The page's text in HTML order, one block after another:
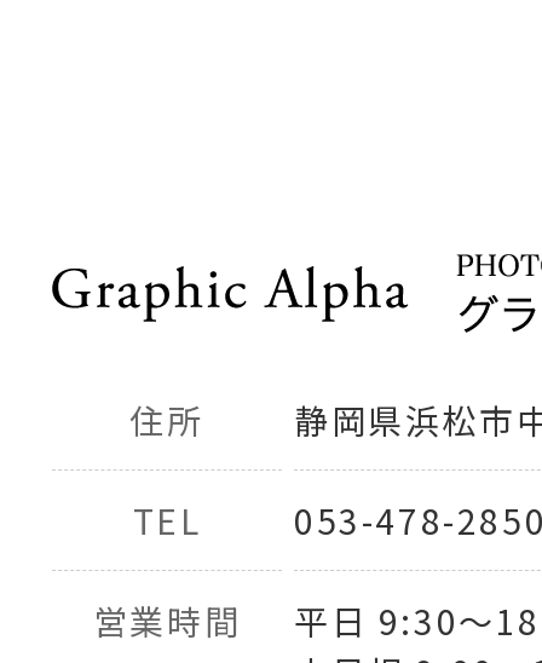
住所 静岡県浜松市
TEL 053-478-
営業時間
平日 9:30〜